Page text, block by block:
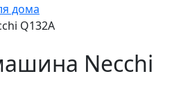
дома
Q132A
Necchi